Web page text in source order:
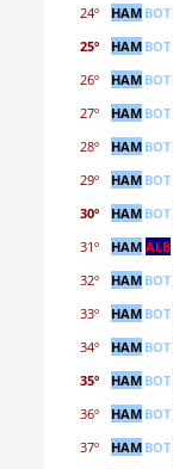
24º
HAM BOT
25º
HAM BOT
26º
HAM BOT
27º
HAM BOT
28º
HAM BOT
29º
HAM BOT
30º
HAM BOT
31º
HAM ALB
32º
HAM BOT
33º
HAM BOT
34º
HAM BOT
35º
HAM BOT
36º
HAM BOT
37º
HAM BOT